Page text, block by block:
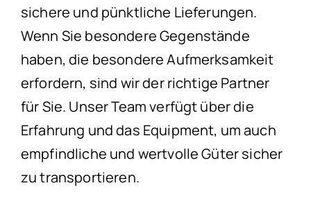
sichere und pünktliche Lieferungen.
Wenn Sie besondere Gegenstände
haben, die besondere Aufmerksamkeit
erfordern, sind wir der richtige Partner
für Sie. Unser Team verfügt über die
Erfahrung und das Equipment, um auch
empfindliche und wertvolle Güter sicher
zu transportieren.